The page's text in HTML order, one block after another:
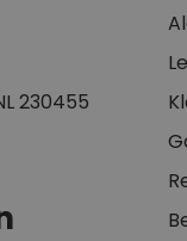
230455